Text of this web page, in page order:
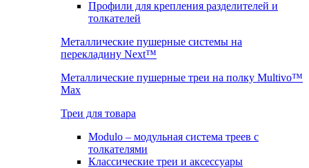
Профили для крепления разделителей и
толкателей
Металлические пушерные системы на
перекладину Next™
Металлические пушерные треи на полку Multivo™
Max
Треи для товара
Modulo – модульная система треев с
толкателями
Классические треи и аксессуары